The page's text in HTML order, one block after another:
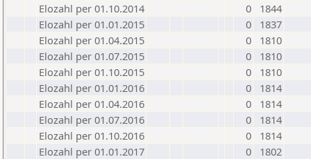
Elozahl per 01.10.2014
0
1844
Elozahl per 01.01.2015
0
1837
Elozahl per 01.04.2015
0
1810
Elozahl per 01.07.2015
0
1810
Elozahl per 01.10.2015
0
1810
Elozahl per 01.01.2016
0
1814
Elozahl per 01.04.2016
0
1814
Elozahl per 01.07.2016
0
1814
Elozahl per 01.10.2016
0
1814
Elozahl per 01.01.2017
0
1802